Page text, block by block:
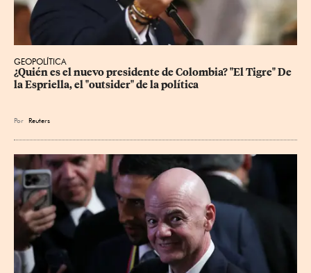
GEOPOLÍTICA
¿Quién es el nuevo presidente de Colombia? "El Tigre" De
la Espriella, el "outsider" de la política
Por Reuters